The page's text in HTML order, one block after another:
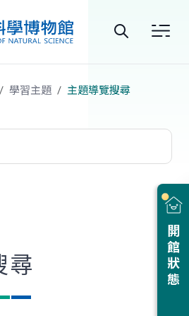
站
尋
開館狀態
學習主題 主題導覽搜尋
尋